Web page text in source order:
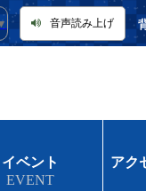
音声読み上げ
イベント
EVENT
アク